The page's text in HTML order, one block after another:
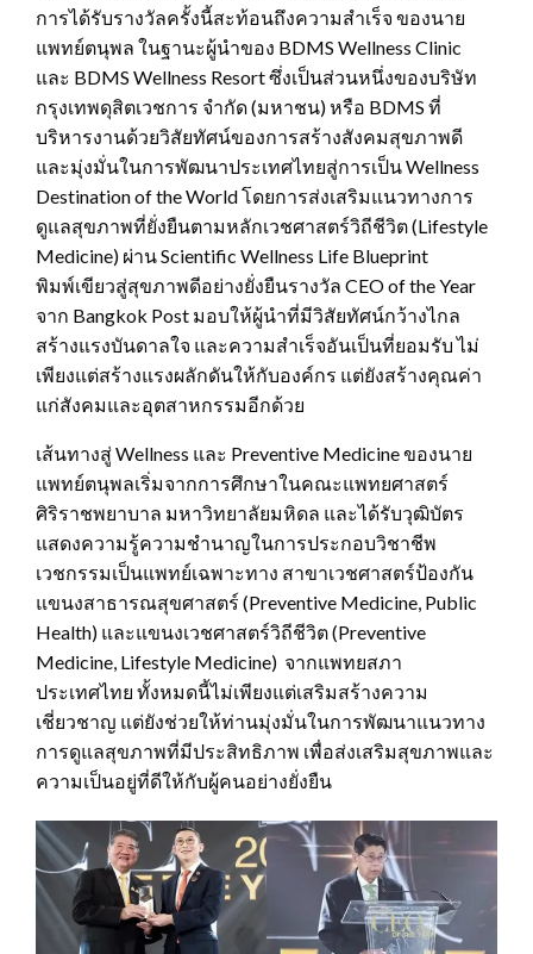
การได้รับรางวัลครั้งนี้สะท้อนถึงความสำเร็จ ของนาย
แพทย์ตนุพล ในฐานะผู้นำของ BDMS Wellness Clinic
และ BDMS Wellness Resort ซึ่งเป็นส่วนหนึ่งของบริษัท
กรุงเทพดุสิตเวชการ จำกัด (มหาชน) หรือ BDMS ที่
บริหารงานด้วยวิสัยทัศน์ของการสร้างสังคมสุขภาพดี
และมุ่งมั่นในการพัฒนาประเทศไทยสู่การเป็น Wellness
Destination of the World โดยการส่งเสริมแนวทางการ
ดูแลสุขภาพที่ยั่งยืนตามหลักเวชศาสตร์วิถีชีวิต (Lifestyle
Medicine) ผ่าน Scientific Wellness Life Blueprint
พิมพ์เขียวสู่สุขภาพดีอย่างยั่งยืนรางวัล CEO of the Year
จาก Bangkok Post มอบให้ผู้นำที่มีวิสัยทัศน์กว้างไกล
สร้างแรงบันดาลใจ และความสำเร็จอันเป็นที่ยอมรับ ไม่
เพียงแต่สร้างแรงผลักดันให้กับองค์กร แต่ยังสร้างคุณค่า
แก่สังคมและอุตสาหกรรมอีกด้วย
เส้นทางสู่ Wellness และ Preventive Medicine ของนาย
แพทย์ตนุพลเริ่มจากการศึกษาในคณะแพทยศาสตร์
ศิริราชพยาบาล มหาวิทยาลัยมหิดล และได้รับวุฒิบัตร
แสดงความรู้ความชำนาญในการประกอบวิชาชีพ
เวชกรรมเป็นแพทย์เฉพาะทาง สาขาเวชศาสตร์ป้องกัน
แขนงสาธารณสุขศาสตร์ (Preventive Medicine, Public
Health) และแขนงเวชศาสตร์วิถีชีวิต (Preventive
Medicine, Lifestyle Medicine) จากแพทยสภา
ประเทศไทย ทั้งหมดนี้ไม่เพียงแต่เสริมสร้างความ
เชี่ยวชาญ แต่ยังช่วยให้ท่านมุ่งมั่นในการพัฒนาแนวทาง
การดูแลสุขภาพที่มีประสิทธิภาพ เพื่อส่งเสริมสุขภาพและ
ความเป็นอยู่ที่ดีให้กับผู้คนอย่างยั่งยืน